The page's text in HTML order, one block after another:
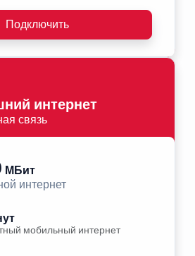
Подключить
интернет
связь
МБит
интернет
мобильный интернет